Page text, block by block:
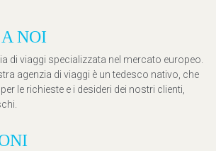
NOI
di viaggi specializzata nel mercato europeo.
agenzia di viaggi è un tedesco nativo, che
le richieste e i desideri dei nostri clienti,